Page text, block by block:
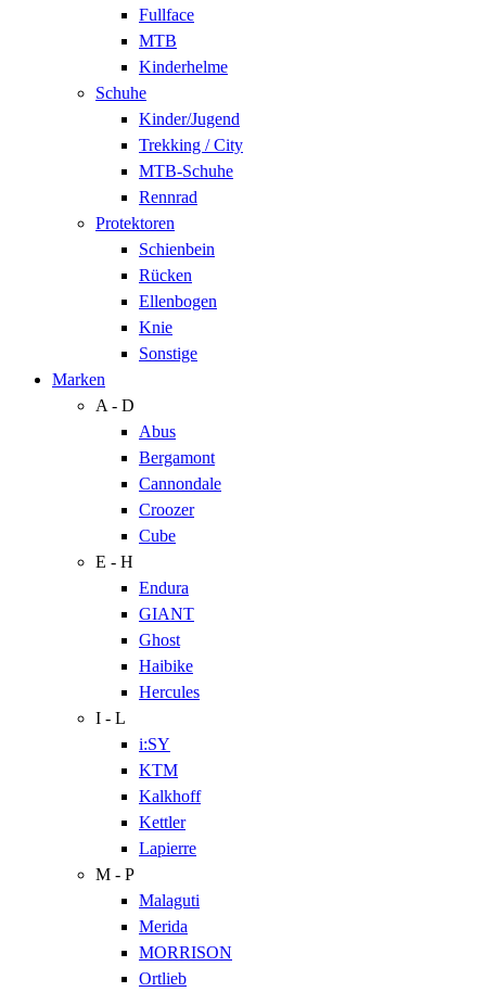
Fullface
MTB
Kinderhelme
Schuhe
Kinder/Jugend
Trekking / City
MTB-Schuhe
Rennrad
Protektoren
Schienbein
Rücken
Ellenbogen
Knie
Sonstige
Marken
A - D
Abus
Bergamont
Cannondale
Croozer
Cube
E - H
Endura
GIANT
Ghost
Haibike
Hercules
I - L
i:SY
KTM
Kalkhoff
Kettler
Lapierre
M - P
Malaguti
Merida
MORRISON
Ortlieb